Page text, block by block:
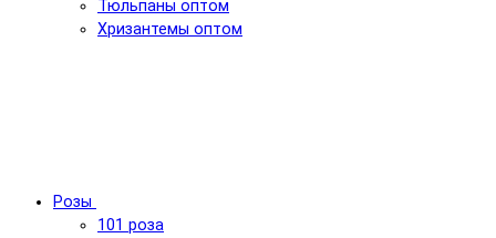
Тюльпаны оптом
Хризантемы оптом
Розы
101 роза